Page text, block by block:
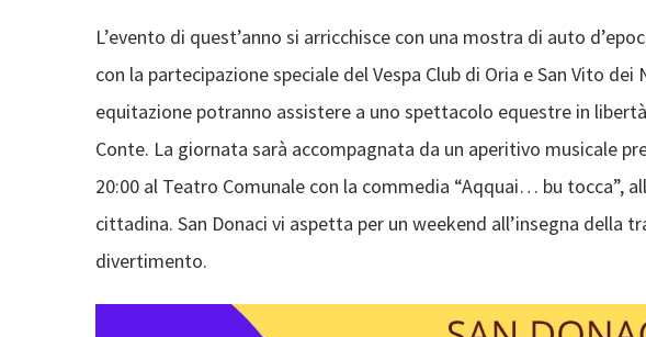
L’evento di quest’anno si arricchisce con una mostra di auto
con la partecipazione speciale del Vespa Club di Oria e San Vito
equitazione potranno assistere a uno spettacolo equestre in
Conte. La giornata sarà accompagnata da un aperitivo musicale
20:00 al Teatro Comunale con la commedia “Aqquai… bu tocca”,
cittadina. San Donaci vi aspetta per un weekend all’insegna della
divertimento.